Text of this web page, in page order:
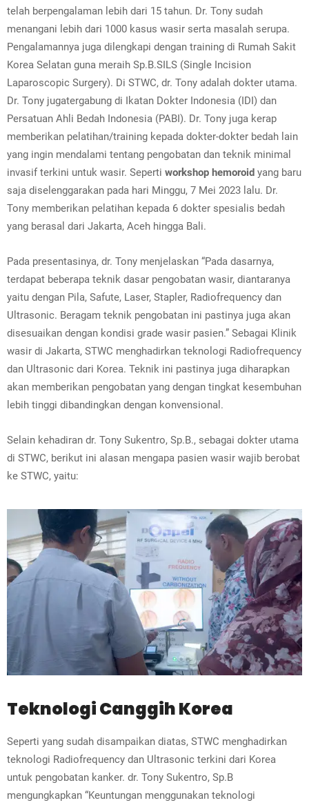
telah berpengalaman lebih dari 15 tahun. Dr. Tony sudah
menangani lebih dari 1000 kasus wasir serta masalah serupa.
Pengalamannya juga dilengkapi dengan training di Rumah Sakit
Korea Selatan guna meraih Sp.B.SILS (Single Incision
Laparoscopic Surgery). Di STWC, dr. Tony adalah dokter utama.
Dr. Tony jugatergabung di Ikatan Dokter Indonesia (IDI) dan
Persatuan Ahli Bedah Indonesia (PABI). Dr. Tony juga kerap
memberikan pelatihan/training kepada dokter-dokter bedah lain
yang ingin mendalami tentang pengobatan dan teknik minimal
invasif terkini untuk wasir. Seperti workshop hemoroid yang baru
saja diselenggarakan pada hari Minggu, 7 Mei 2023 lalu. Dr.
Tony memberikan pelatihan kepada 6 dokter spesialis bedah
yang berasal dari Jakarta, Aceh hingga Bali.
Pada presentasinya, dr. Tony menjelaskan “Pada dasarnya,
terdapat beberapa teknik dasar pengobatan wasir, diantaranya
yaitu dengan Pila, Safute, Laser, Stapler, Radiofrequency dan
Ultrasonic. Beragam teknik pengobatan ini pastinya juga akan
disesuaikan dengan kondisi grade wasir pasien.” Sebagai Klinik
wasir di Jakarta, STWC menghadirkan teknologi Radiofrequency
dan Ultrasonic dari Korea. Teknik ini pastinya juga diharapkan
akan memberikan pengobatan yang dengan tingkat kesembuhan
lebih tinggi dibandingkan dengan konvensional.
Selain kehadiran dr. Tony Sukentro, Sp.B., sebagai dokter utama
di STWC, berikut ini alasan mengapa pasien wasir wajib berobat
ke STWC, yaitu:
Teknologi Canggih Korea
Seperti yang sudah disampaikan diatas, STWC menghadirkan
teknologi Radiofrequency dan Ultrasonic terkini dari Korea
untuk pengobatan kanker. dr. Tony Sukentro, Sp.B
mengungkapkan “Keuntungan menggunakan teknologi